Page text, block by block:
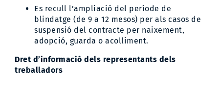
Es recull l’ampliació del període de
blindatge (de 9 a 12 mesos) per als casos de
suspensió del contracte per naixement,
adopció, guarda o acolliment.
Dret d’informació dels representants dels
treballadors